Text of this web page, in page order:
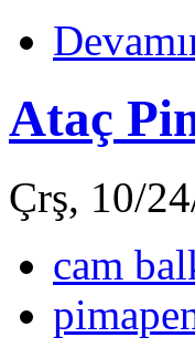
Ataç
Çrş, 10/
cam